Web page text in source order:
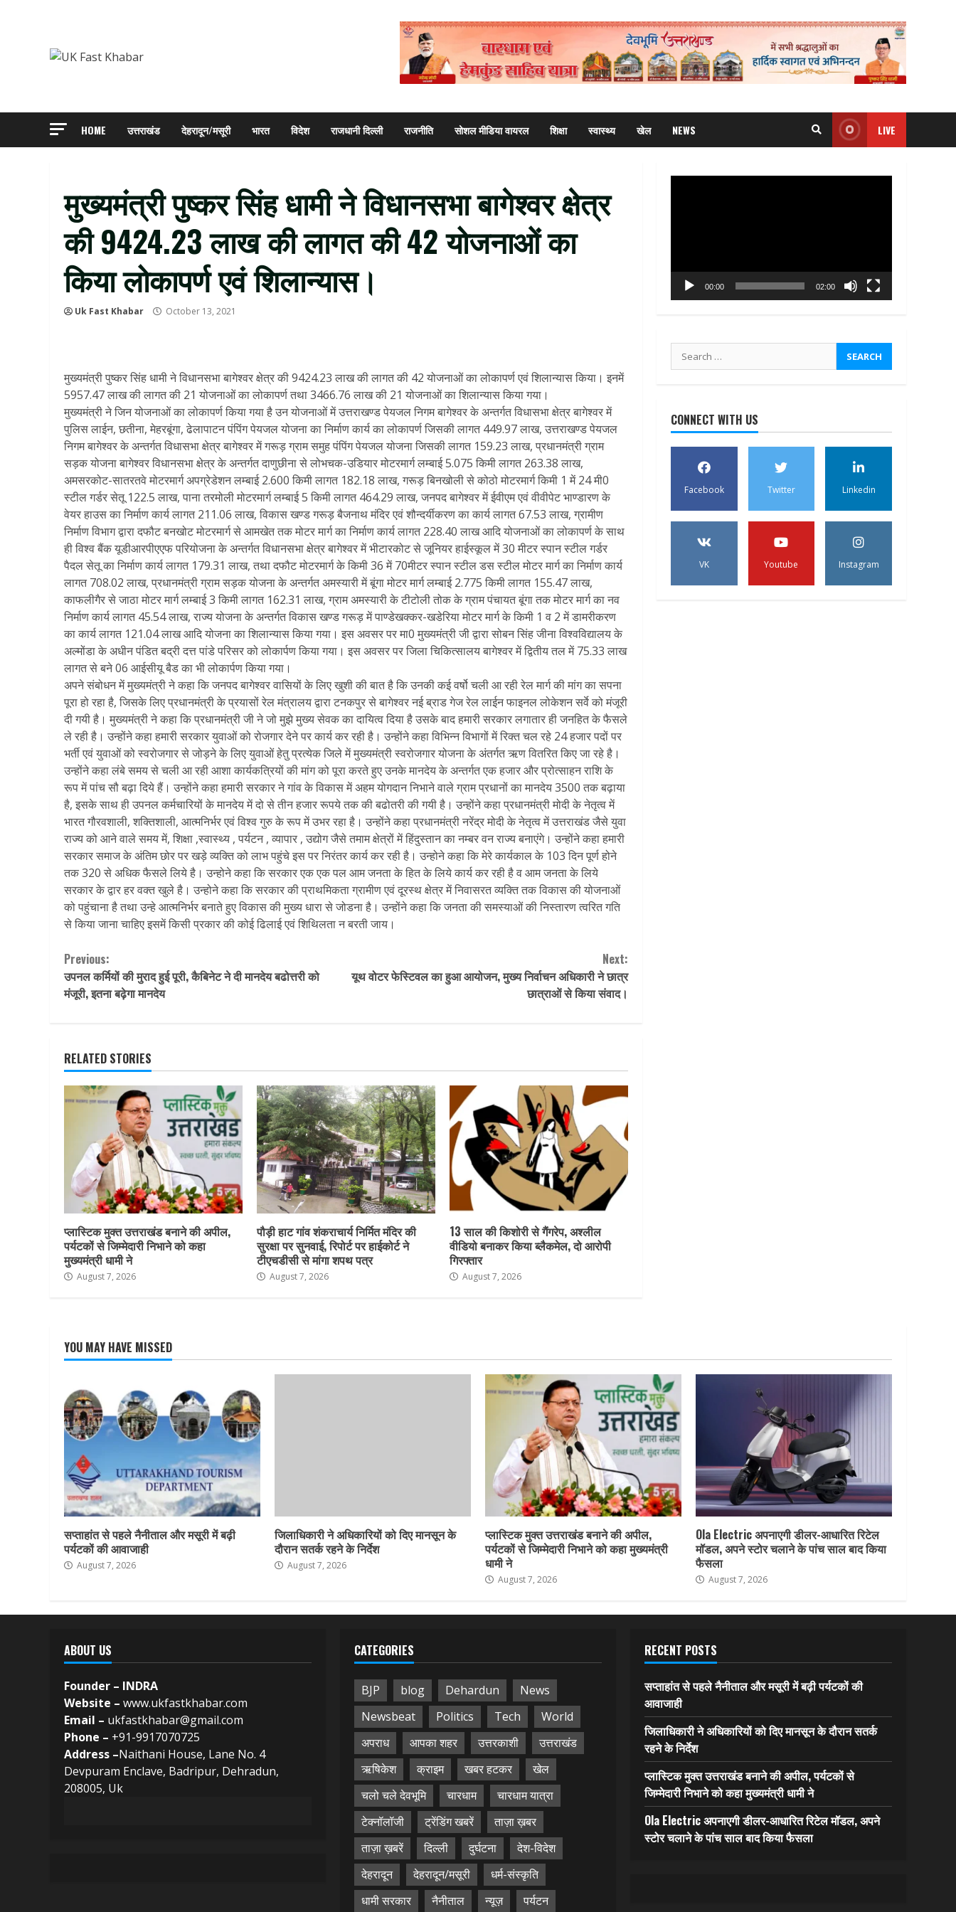
HOME उत्तराखंड देहरादून/मसूरी भारत विदेश राजधानी दिल्ली राजनीति सोशल मीडिया वायरल शिक्षा स्वास्थ्य खेल NEWS LIVE
मुख्यमंत्री पुष्कर सिंह धामी ने विधानसभा बागेश्वर क्षेत्र
की 9424.23 लाख की लागत की 42 योजनाओं का
किया लोकापर्ण एवं शिलान्यास।
Uk Fast Khabar October 13, 2021
मुख्यमंत्री पुष्कर सिंह धामी ने विधानसभा बागेश्वर क्षेत्र की 9424.23 लाख की लागत की 42 योजनाओं का लोकापर्ण एवं शिलान्यास किया। इनमें
5957.47 लाख की लागत की 21 योजनाओं का लोकापर्ण तथा 3466.76 लाख की 21 योजनाओं का शिलान्यास किया गया।
मुख्यमंत्री ने जिन योजनाओं का लोकापर्ण किया गया है उन योजनाओं में उत्तराखण्ड पेयजल निगम बागेश्वर के अन्तर्गत विधासभा क्षेत्र बागेश्वर में
पुलिस लाईन, छतीना, मेहरबूंगा, ढेलापाटन पंपिंग पेयजल योजना का निर्माण कार्य का लोकापर्ण जिसकी लागत 449.97 लाख, उत्तराखण्ड पेयजल
निगम बागेश्वर के अन्तर्गत विधासभा क्षेत्र बागेश्वर में गरूड़ ग्राम समुह पंपिंग पेयजल योजना जिसकी लागत 159.23 लाख, प्रधानमंत्री ग्राम
सड़क योजना बागेश्वर विधानसभा क्षेत्र के अन्तर्गत दाणुछीना से लोभचक-उडियार मोटरमार्ग लम्बाई 5.075 किमी लागत 263.38 लाख,
अमसरकोट-सातरतवे मोटरमार्ग अपग्रेडेशन लम्बाई 2.600 किमी लागत 182.18 लाख, गरूड़ बिनखोली से कोठो मोटरमार्ग किमी 1 में 24 मी0
स्टील गर्डर सेतू 122.5 लाख, पाना तरमोली मोटरमार्ग लम्बाई 5 किमी लागत 464.29 लाख, जनपद बागेश्वर में ईवीएम एवं वीवीपेट भाण्डारण के
वेयर हाउस का निर्माण कार्य लागत 211.06 लाख, विकास खण्ड गरूड़ बैजनाथ मंदिर एवं शौन्दर्यीकरण का कार्य लागत 67.53 लाख, ग्रामीण
निर्माण विभाग द्वारा दफौट बनखोट मोटरमार्ग से आमखेत तक मोटर मार्ग का निर्माण कार्य लागत 228.40 लाख आदि योजनाओं का लोकापर्ण के साथ
ही विश्व बैंक यूडीआरपीएएफ परियोजना के अन्तर्गत विधानसभा क्षेत्र बागेश्वर में भीटारकोट से जूनियर हाईस्कूल में 30 मीटर स्पान स्टील गर्डर
पैदल सेतू का निर्माण कार्य लागत 179.31 लाख, तथा दफौट मोटरमार्ग के किमी 36 में 70मीटर स्पान स्टील डस स्टील मोटर मार्ग का निर्माण कार्य
लागत 708.02 लाख, प्रधानमंत्री ग्राम सड़क योजना के अन्तर्गत अमस्यारी में बूंगा मोटर मार्ग लम्बाई 2.775 किमी लागत 155.47 लाख,
काफलीगैर से जाठा मोटर मार्ग लम्बाई 3 किमी लागत 162.31 लाख, ग्राम अमस्यारी के टीटोली तोक के ग्राम पंचायत बूंगा तक मोटर मार्ग का नव
निर्माण कार्य लागत 45.54 लाख, राज्य योजना के अन्तर्गत विकास खण्ड गरूड़ में पाण्डेखक्कर-खडेरिया मोटर मार्ग के किमी 1 व 2 में डामरीकरण
का कार्य लागत 121.04 लाख आदि योजना का शिलान्यास किया गया। इस अवसर पर मा0 मुख्यमंत्री जी द्वारा सोबन सिंह जीना विश्वविद्यालय के
अल्मोंडा के अधीन पंडित बद्री दत्त पांडे परिसर को लोकार्पण किया गया। इस अवसर पर जिला चिकित्सालय बागेश्वर में द्वितीय तल में 75.33 लाख
लागत से बने 06 आईसीयू बैड का भी लोकार्पण किया गया।
अपने संबोधन में मुख्यमंत्री ने कहा कि जनपद बागेश्वर वासियों के लिए खुशी की बात है कि उनकी कई वर्षो चली आ रही रेल मार्ग की मांग का सपना
पूरा हो रहा है, जिसके लिए प्रधानमंत्री के प्रयासों रेल मंत्रालय द्वारा टनकपुर से बागेश्वर नई ब्राड गेज रेल लाईन फाइनल लोकेशन सर्वे को मंजूरी
दी गयी है। मुख्यमंत्री ने कहा कि प्रधानमंत्री जी ने जो मुझे मुख्य सेवक का दायित्व दिया है उसके बाद हमारी सरकार लगातार ही जनहित के फैसले
ले रही है। उन्होंने कहा हमारी सरकार युवाओं को रोजगार देने पर कार्य कर रही है। उन्होंने कहा विभिन्न विभागों में रिक्त चल रहे 24 हजार पदों पर
भर्ती एवं युवाओं को स्वरोजगार से जोड़ने के लिए युवाओं हेतु प्रत्येक जिले में मुख्यमंत्री स्वरोजगार योजना के अंतर्गत ऋण वितरित किए जा रहे है।
उन्होंने कहा लंबे समय से चली आ रही आशा कार्यकत्रियों की मांग को पूरा करते हुए उनके मानदेय के अन्तर्गत एक हजार और प्रोत्साहन राशि के
रूप में पांच सौ बढ़ा दिये हैं। उन्होंने कहा हमारी सरकार ने गांव के विकास में अहम योगदान निभाने वाले ग्राम प्रधानों का मानदेय 3500 तक बढ़ाया
है, इसके साथ ही उपनल कर्मचारियों के मानदेय में दो से तीन हजार रूपये तक की बढोतरी की गयी है। उन्होंने कहा प्रधानमंत्री मोदी के नेतृत्व में
भारत गौरवशाली, शक्तिशाली, आत्मनिर्भर एवं विश्व गुरु के रूप में उभर रहा है। उन्होंने कहा प्रधानमंत्री नरेंद्र मोदी के नेतृत्व में उत्तराखंड जैसे युवा
राज्य को आने वाले समय में, शिक्षा ,स्वास्थ्य , पर्यटन , व्यापार , उद्योग जैसे तमाम क्षेत्रों में हिंदुस्तान का नम्बर वन राज्य बनाएंगे। उन्होंने कहा हमारी
सरकार समाज के अंतिम छोर पर खड़े व्यक्ति को लाभ पहुंचे इस पर निरंतर कार्य कर रही है। उन्होने कहा कि मेरे कार्यकाल के 103 दिन पूर्ण होने
तक 320 से अधिक फैसले लिये है। उन्होने कहा कि सरकार एक एक पल आम जनता के हित के लिये कार्य कर रही है व आम जनता के लिये
सरकार के द्वार हर वक्त खुले है। उन्होने कहा कि सरकार की प्राथमिकता ग्रामीण एवं दूरस्थ क्षेत्र में निवासरत व्यक्ति तक विकास की योजनाओं
को पहुंचाना है तथा उन्हे आत्मनिर्भर बनाते हुए विकास की मुख्य धारा से जोडना है। उन्होंने कहा कि जनता की समस्याओं की निस्तारण त्वरित गति
से किया जाना चाहिए इसमें किसी प्रकार की कोई ढिलाई एवं शिथिलता न बरती जाय।
Continue
Reading
Previous:
उपनल कर्मियों की मुराद हुई पूरी, कैबिनेट ने दी मानदेय बढोत्तरी को
मंजूरी, इतना बढ़ेगा मानदेय
Next:
यूथ वोटर फेस्टिवल का हुआ आयोजन, मुख्य निर्वाचन अधिकारी ने छात्र
छात्राओं से किया संवाद।
RELATED STORIES
प्लास्टिक मुक्त उत्तराखंड बनाने की अपील,
पर्यटकों से जिम्मेदारी निभाने को कहा
मुख्यमंत्री धामी ने
August 7, 2026
पौड़ी हाट गांव शंकराचार्य निर्मित मंदिर की
सुरक्षा पर सुनवाई, रिपोर्ट पर हाईकोर्ट ने
टीएचडीसी से मांगा शपथ पत्र
August 7, 2026
13 साल की किशोरी से गैंगरेप, अश्लील
वीडियो बनाकर किया ब्लैकमेल, दो आरोपी
गिरफ्तार
August 7, 2026
00:00 02:00
Search
for:
CONNECT WITH US
Facebook Twitter Linkedin
VK Youtube Instagram
YOU MAY HAVE MISSED
सप्ताहांत से पहले नैनीताल और मसूरी में बढ़ी
पर्यटकों की आवाजाही
August 7, 2026
जिलाधिकारी ने अधिकारियों को दिए मानसून के
दौरान सतर्क रहने के निर्देश
August 7, 2026
प्लास्टिक मुक्त उत्तराखंड बनाने की अपील,
पर्यटकों से जिम्मेदारी निभाने को कहा मुख्यमंत्री
धामी ने
August 7, 2026
Ola Electric अपनाएगी डीलर-आधारित रिटेल
मॉडल, अपने स्टोर चलाने के पांच साल बाद किया
फैसला
August 7, 2026
ABOUT US
Founder – INDRA
Website – www.ukfastkhabar.com
Email – ukfastkhabar@gmail.com
Phone – +91-9917070725
Address –Naithani House, Lane No. 4
Devpuram Enclave, Badripur, Dehradun,
208005, Uk
CATEGORIES
BJP blog Dehardun
News
Newsbeat
Politics Tech
World
अपराध
आपका शहर उत्तरकाशी
उत्तराखंड
ऋषिकेश
क्राइम खबर हटकर
खेल
चलो चले देवभूमि
चारधाम
चारधाम यात्रा
टेक्नॉलॉजी
ट्रेंडिंग खबरें
ताज़ा ख़बर
ताज़ा ख़बरें
दिल्ली दुर्घटना
देश-विदेश
देहरादून
देहरादून/मसूरी
धर्म-संस्कृति
धामी सरकार
नैनीताल न्यूज़ पर्यटन
RECENT POSTS
सप्ताहांत से पहले नैनीताल और मसूरी में बढ़ी पर्यटकों की
आवाजाही
जिलाधिकारी ने अधिकारियों को दिए मानसून के दौरान सतर्क
रहने के निर्देश
प्लास्टिक मुक्त उत्तराखंड बनाने की अपील, पर्यटकों से
जिम्मेदारी निभाने को कहा मुख्यमंत्री धामी ने
Ola Electric अपनाएगी डीलर-आधारित रिटेल मॉडल, अपने
स्टोर चलाने के पांच साल बाद किया फैसला